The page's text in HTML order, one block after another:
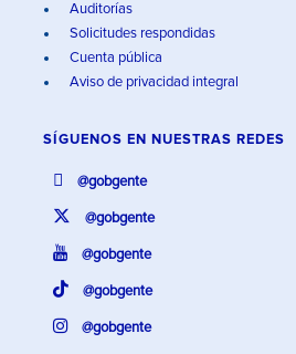
Auditorías
Solicitudes respondidas
Cuenta pública
Aviso de privacidad integral
SÍGUENOS EN NUESTRAS REDES
@gobgente
@gobgente
@gobgente
@gobgente
@gobgente